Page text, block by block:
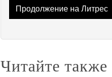
Продолжение на Литрес
Читайте также